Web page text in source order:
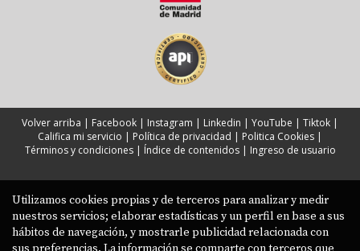
Volver arriba | Facebook | Instagram | Linkedin | YouTube | Tiktok |
Califica mi servicio | Política de privacidad | Politica Cookies |
Términos y condiciones| Índice de contenidos| Ingreso de usuario
Utilizamos cookies propias y de terceros para analizar y medir
nuestros servicios; elaborar estadísticas y un perfil en base a sus
hábitos de navegación, y mostrarle publicidad relacionada con